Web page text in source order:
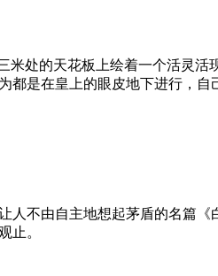
处的天花板上绘着一个活灵活
是在皇上的眼皮地下进行，自
人不由自主地想起茅盾的名篇
止。